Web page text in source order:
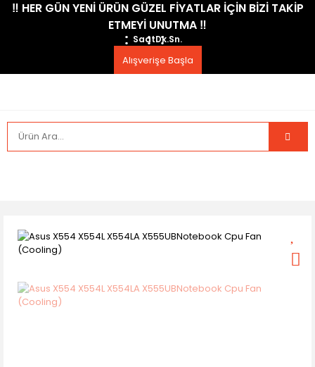
​‼️​ HER GÜN YENİ ÜRÜN GÜZEL FİYATLAR İÇİN BİZİ TAKİP
ETMEYİ UNUTMA ​‼️​
SaatDk.Sn.
Alışverişe Başla